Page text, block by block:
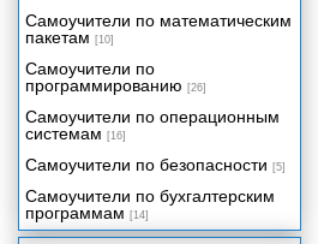
Самоучители по математическим
пакетам [10]
Самоучители по
программированию [26]
Самоучители по операционным
системам [16]
Самоучители по безопасности [5]
Самоучители по бухгалтерским
программам [14]